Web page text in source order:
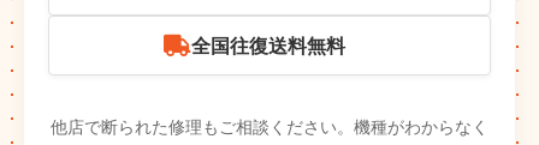
全国往復送料無料
他店で断られた修理もご相談ください。機種がわからなく